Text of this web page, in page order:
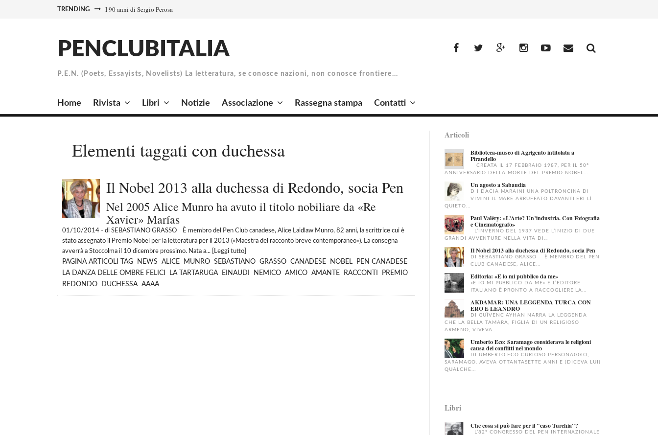
TRENDING I 90 anni di Sergio Perosa
PENCLUBITALIA
P.E.N. (Poets, Essayists, Novelists) La letteratura, se conosce nazioni, non conosce frontiere...
facebook
TwitterGoogle+InstagramYouTube
Email
Home Rivista Libri Notizie Associazione Rassegna stampa Contatti
Elementi taggati con duchessa
Il Nobel 2013 alla duchessa di Redondo, socia Pen
Nel 2005 Alice Munro ha avuto il titolo nobiliare da «Re
Xavier» Marías
01/10/2014 - di SEBASTIANO GRASSO È membro del Pen Club canadese, Alice Laidlaw Munro, 82 anni, la scrittrice cui è
stato assegnato il Premio Nobel per la letteratura per il 2013 («Maestra del racconto breve contemporaneo»). La consegna
avverrà a Stoccolma il 10 dicembre prossimo. Nata a... [
Leggi tutto
PAGINA ARTICOLI TAG NEWS ALICE MUNRO SEBASTIANO GRASSO CANADESE NOBEL
PEN CANADESE
LA DANZA DELLE OMBRE FELICI
LA TARTARUGA EINAUDI NEMICO AMICO AMANTE RACCONTI
PREMIO
REDONDO
DUCHESSA AAAA
Articoli
Biblioteca-museo di Agrigento intitolata a
Pirandello
CREATA IL 17 FEBBRAIO 1987, PER IL 50°
ANNIVERSARIO DELLA MORTE DEL PREMIO NOBEL...
Un agosto a Sabaudia
D I DACIA MARAINI UNA POLTRONCINA DI
VIMINI IL MARE ARRUFFATO DAVANTI ERI LÌ
QUIETO...
Paul Valéry: «L’Arte? Un’industria. Con Fotografia
e Cinematografo»
L’INVERNO DEL 1937 VEDE L’INIZIO DI DUE
GRANDI AVVENTURE NELLA VITA DI...
Il Nobel 2013 alla duchessa di Redondo, socia Pen
DI SEBASTIANO GRASSO È MEMBRO DEL PEN
CLUB CANADESE, ALICE...
Editoria: «E io mi pubblico da me»
«E IO MI PUBBLICO DA ME» E L’EDITORE
ITALIANO È PRONTO A RACCOGLIERE LA...
AKDAMAR: UNA LEGGENDA TURCA CON
ERO E LEANDRO
DI GUÌVENC AYHAN NARRA LA LEGGENDA
CHE LA BELLA TAMARA, FIGLIA DI UN RELIGIOSO
ARMENO, VIVEVA...
Umberto Eco: Saramago considerava le religioni
causa dei conflitti nel mondo
DI UMBERTO ECO CURIOSO PERSONAGGIO,
SARAMAGO. AVEVA OTTANTASETTE ANNI E (DICEVA LUI)
QUALCHE...
Libri
Che cosa si può fare per il "caso Turchia"?
L’82° CONGRESSO DEL PEN INTERNAZIONALE